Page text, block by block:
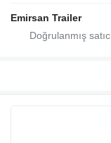
Emirsan Trailer